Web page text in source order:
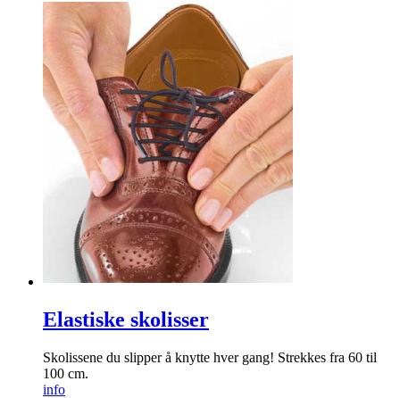
Elastiske skolisser
Skolissene du slipper å knytte hver gang! Strekkes fra 60 til
100 cm.
info